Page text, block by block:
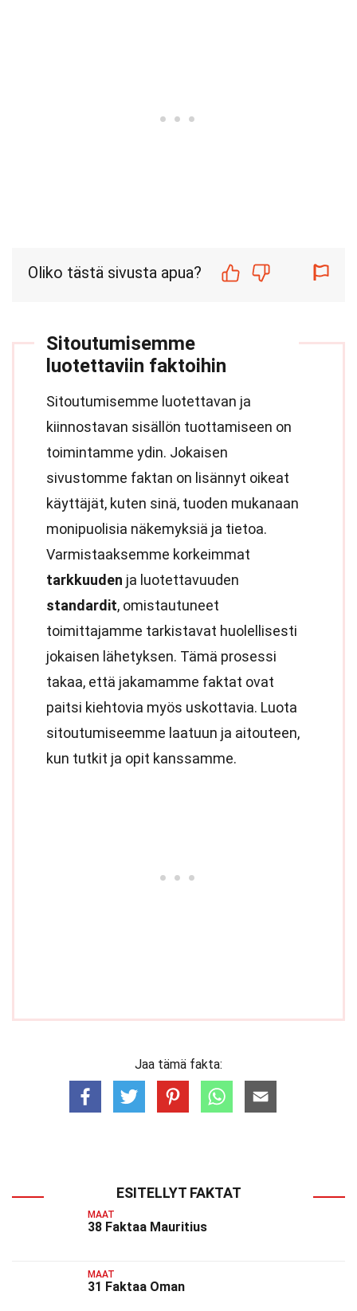
Oliko tästä sivusta apua?
Sitoutumisemme
luotettaviin faktoihin
Sitoutumisemme luotettavan ja
kiinnostavan sisällön tuottamiseen on
toimintamme ydin. Jokaisen
sivustomme faktan on lisännyt oikeat
käyttäjät, kuten sinä, tuoden mukanaan
monipuolisia näkemyksiä ja tietoa.
Varmistaaksemme korkeimmat
tarkkuuden ja luotettavuuden
standardit, omistautuneet
toimittajamme tarkistavat huolellisesti
jokaisen lähetyksen. Tämä prosessi
takaa, että jakamamme faktat ovat
paitsi kiehtovia myös uskottavia. Luota
sitoutumiseemme laatuun ja aitouteen,
kun tutkit ja opit kanssamme.
Jaa tämä fakta:
ESITELLYT FAKTAT
MAAT
38 Faktaa Mauritius
MAAT
31 Faktaa Oman